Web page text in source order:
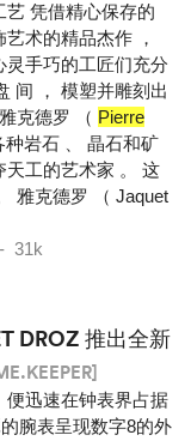
凭借精心保存的
术的精品杰作 ，
灵手巧的工匠们充分
间 ， 模塑并雕刻出
克德罗 （ Pierre
岩石 、 晶石和矿
天工的艺术家 。 这
雅克德罗 （ Jaquet
31k
DROZ 推出全新
便迅速在钟表界占据
腕表呈现数字8的外